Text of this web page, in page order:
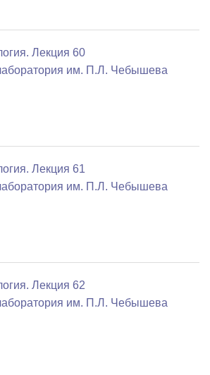
Лекция 60
им. П.Л. Чебышева
Лекция 61
им. П.Л. Чебышева
Лекция 62
им. П.Л. Чебышева